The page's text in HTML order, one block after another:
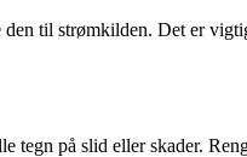
til strømkilden. Det er
på slid eller skader.